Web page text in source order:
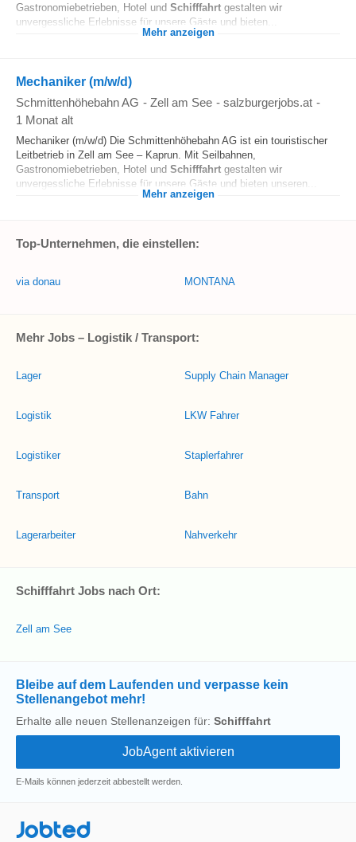
Gastronomiebetrieben, Hotel und Schifffahrt gestalten wir
unvergessliche Erlebnisse für unsere Gäste und bieten...
Mehr anzeigen
Mechaniker (m/w/d)
Schmittenhöhebahn AG - Zell am See - salzburgerjobs.at -
1 Monat alt
Mechaniker (m/w/d) Die Schmittenhöhebahn AG ist ein touristischer
Leitbetrieb in Zell am See – Kaprun. Mit Seilbahnen,
Gastronomiebetrieben, Hotel und Schifffahrt gestalten wir
unvergessliche Erlebnisse für unsere Gäste und bieten unseren...
Mehr anzeigen
Top-Unternehmen, die einstellen:
via donau MONTANA
Mehr Jobs – Logistik / Transport:
Lager
Logistik
Logistiker
Transport
Lagerarbeiter
Supply Chain Manager
LKW Fahrer
Staplerfahrer
Bahn
Nahverkehr
Schifffahrt Jobs nach Ort:
Zell am See
Bleibe auf dem Laufenden und verpasse kein
Stellenangebot mehr!
Erhalte alle neuen Stellenanzeigen für: Schifffahrt
E-Mails können jederzeit abbestellt werden.
Jobted